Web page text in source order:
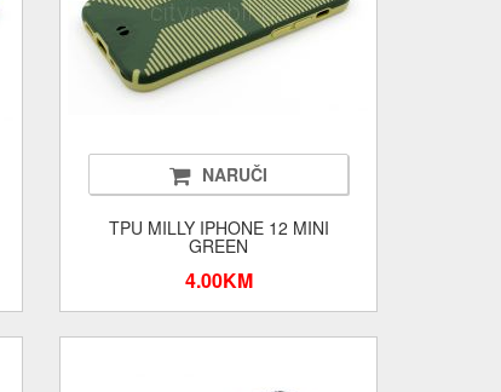
NARUČI
TPU MILLY IPHONE 12 MINI
GREEN
4.00KM